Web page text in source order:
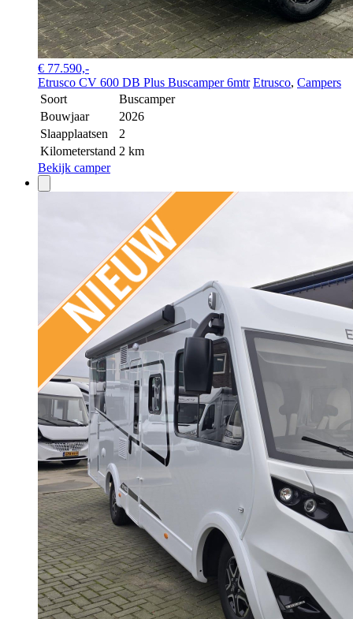
€ 77.590,-
Etrusco CV 600 DB Plus Buscamper 6mtr Etrusco, Campers
Soort
Buscamper
Bouwjaar
2026
Slaapplaatsen
2
Kilometerstand 2 km
Bekijk camper